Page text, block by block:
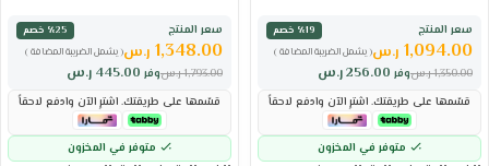
سعر المنتج
٪19 خصم
( يشمل الضريبة المضافة )
1,094.00 ر.س
وفر 256.00ر.س 1,350.00 ر.س
قسّمها على طريقتك. اشترِ الآن وادفع لاحقاً
متوفر في المخزون
سعر المنتج
٪25 خصم
( يشمل الضريبة المضافة )
1,348.00 ر.س
وفر 445.00 ر.س 1,793.00 ر.س
قسّمها على طريقتك. اشترِ الآن وادفع لاحقاً
متوفر في المخزون